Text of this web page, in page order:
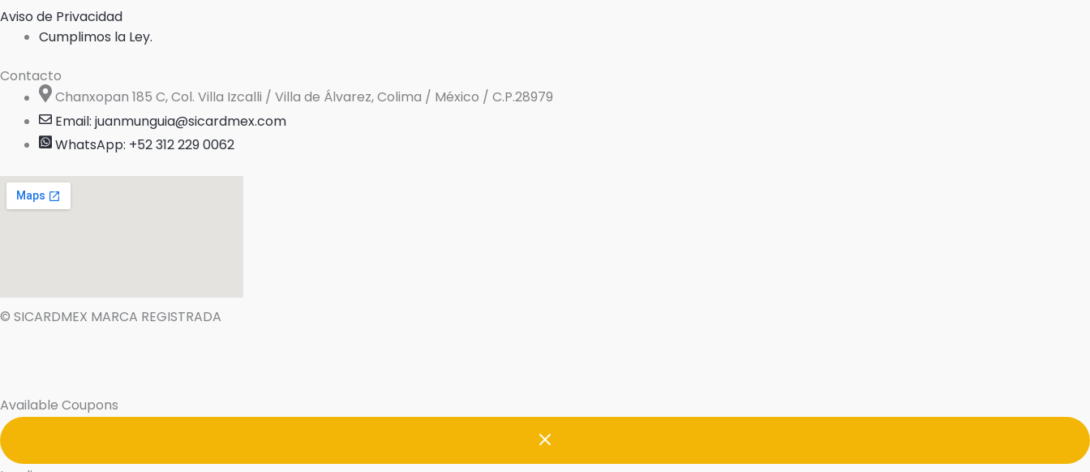
Aviso de Privacidad
Cumplimos la Ley.
Contacto
Chanxopan 185 C, Col. Villa Izcalli / Villa de Álvarez, Colima / México / C.P.28979
Email: juanmunguia@sicardmex.com
WhatsApp: +52 312 229 0062
© SICARDMEX MARCA REGISTRADA
Available Coupons